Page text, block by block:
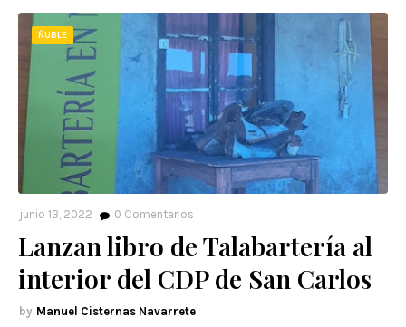
ÑUBLE
junio 13, 2022 0 Comentarios
Lanzan libro de Talabartería al
interior del CDP de San Carlos
Manuel Cisternas Navarrete